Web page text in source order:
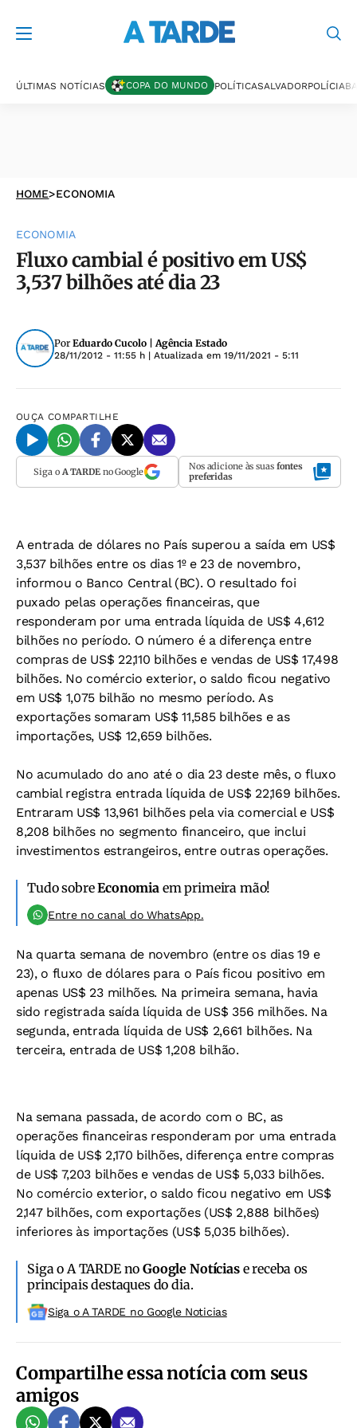
ÚLTIMAS NOTÍCIAS COPA DO MUNDO POLÍTICASALVADORPOLÍCIA
HOME>ECONOMIA
ECONOMIA
Fluxo cambial é positivo em US$
3,537 bilhões até dia 23
Por Eduardo Cucolo | Agência Estado
28/11/2012 - 11:55 h | Atualizada em 19/11/2021 - 5:11
OUÇA COMPARTILHE
Siga o A TARDEno Google Nos adicione às suas fontes
preferidas
A entrada de dólares no País superou a saída em US$
3,537 bilhões entre os dias 1º e 23 de novembro,
informou o Banco Central (BC). O resultado foi
puxado pelas operações financeiras, que
responderam por uma entrada líquida de US$ 4,612
bilhões no período. O número é a diferença entre
compras de US$ 22,110 bilhões e vendas de US$ 17,498
bilhões. No comércio exterior, o saldo ficou negativo
em US$ 1,075 bilhão no mesmo período. As
exportações somaram US$ 11,585 bilhões e as
importações, US$ 12,659 bilhões.
No acumulado do ano até o dia 23 deste mês, o fluxo
cambial registra entrada líquida de US$ 22,169 bilhões.
Entraram US$ 13,961 bilhões pela via comercial e US$
8,208 bilhões no segmento financeiro, que inclui
investimentos estrangeiros, entre outras operações.
Tudo sobreEconomiaem primeira mão!
Entre no canal do WhatsApp.
Na quarta semana de novembro (entre os dias 19 e
23), o fluxo de dólares para o País ficou positivo em
apenas US$ 23 milhões. Na primeira semana, havia
sido registrada saída líquida de US$ 356 milhões. Na
segunda, entrada líquida de US$ 2,661 bilhões. Na
terceira, entrada de US$ 1,208 bilhão.
Na semana passada, de acordo com o BC, as
operações financeiras responderam por uma entrada
líquida de US$ 2,170 bilhões, diferença entre compras
de US$ 7,203 bilhões e vendas de US$ 5,033 bilhões.
No comércio exterior, o saldo ficou negativo em US$
2,147 bilhões, com exportações (US$ 2,888 bilhões)
inferiores às importações (US$ 5,035 bilhões).
Siga o A TARDE noGoogle Notíciase receba os
principais destaques do dia.
Siga o A TARDE no Google Noticias
Compartilhe essa notícia com seus
amigos